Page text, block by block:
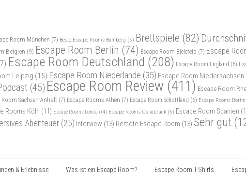
Room München (7) Beste Escape Rooms Bamberg (5) Brettspiele (82)
Belgien (9) Escape Room Berlin (74) Escape Room Bielefeld (7) Escape
Escape Room Deutschland (208) Escape Room England (6)
Leipzig (15) Escape Room Niederlande (35) Escape Room Niedersachsen
(45) Escape Room Review (411) Escape Room
Room Sachsen-Anhalt (7) Escape Rooms Athen (7) Escape Room Schottland (6) Escape Rooms
Rooms Köln (11) Escape Rooms London (4) Escape Rooms Osnabrück (5) Escape Room Spanien
Abenteuer (25) Interview (13) Remote Escape Room (13) Sehr gut
& Erlebnisse Was ist ein Escape Room? Escape Room T-Shirts